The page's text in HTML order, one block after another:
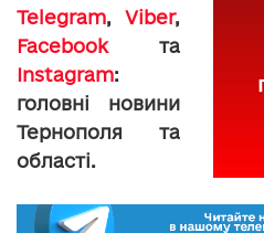
Telegram, Viber,
Facebookта
Instagram:
головні новини
Тернополя та
області.